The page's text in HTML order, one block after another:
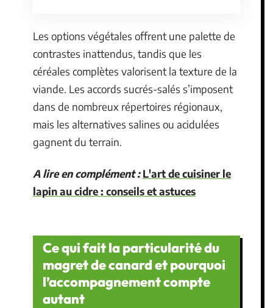
Les options végétales offrent une palette de
contrastes inattendus, tandis que les
céréales complètes valorisent la texture de la
viande. Les accords sucrés-salés s’imposent
dans de nombreux répertoires régionaux,
mais les alternatives salines ou acidulées
gagnent du terrain.
A lire en complément : L'art de cuisiner le
lapin au cidre : conseils et astuces
Ce qui fait la particularité du
magret de canard et pourquoi
l’accompagnement compte
autant